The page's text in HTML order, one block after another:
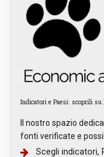
Indicatori e Paesi: scoprili su
Il nostro spazio
fonti verificate e
Scegli indicatori,